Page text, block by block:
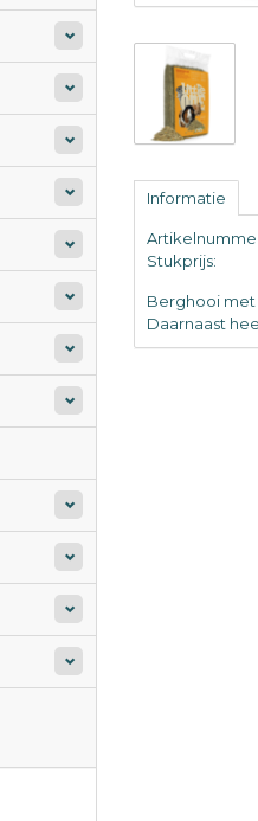
Informatie
Stukprijs:
Berghooi met
Daarnaast